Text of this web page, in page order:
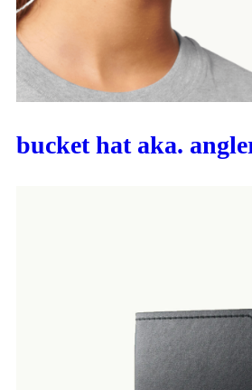
bucket hat aka.